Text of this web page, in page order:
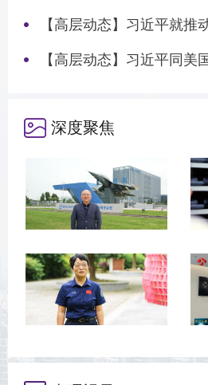
【高层动态】习近平同美
深度聚焦